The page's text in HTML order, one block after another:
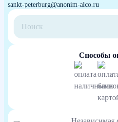
sankt-peterburg@anonim-alco.ru
Способы